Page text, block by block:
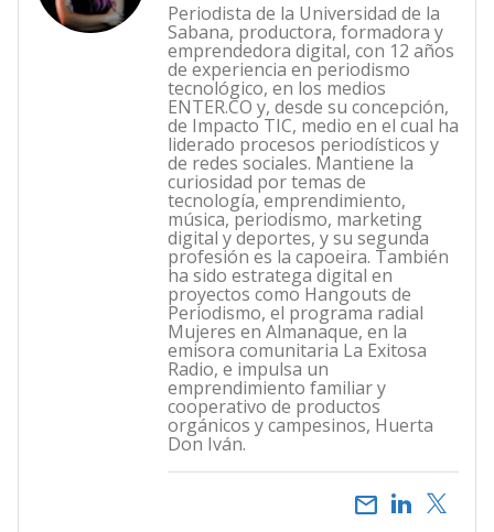
Periodista de la Universidad de la
Sabana, productora, formadora y
emprendedora digital, con 12 años
de experiencia en periodismo
tecnológico, en los medios
ENTER.CO y, desde su concepción,
de Impacto TIC, medio en el cual ha
liderado procesos periodísticos y
de redes sociales. Mantiene la
curiosidad por temas de
tecnología, emprendimiento,
música, periodismo, marketing
digital y deportes, y su segunda
profesión es la capoeira. También
ha sido estratega digital en
proyectos como Hangouts de
Periodismo, el programa radial
Mujeres en Almanaque, en la
emisora comunitaria La Exitosa
Radio, e impulsa un
emprendimiento familiar y
cooperativo de productos
orgánicos y campesinos, Huerta
Don Iván.
email